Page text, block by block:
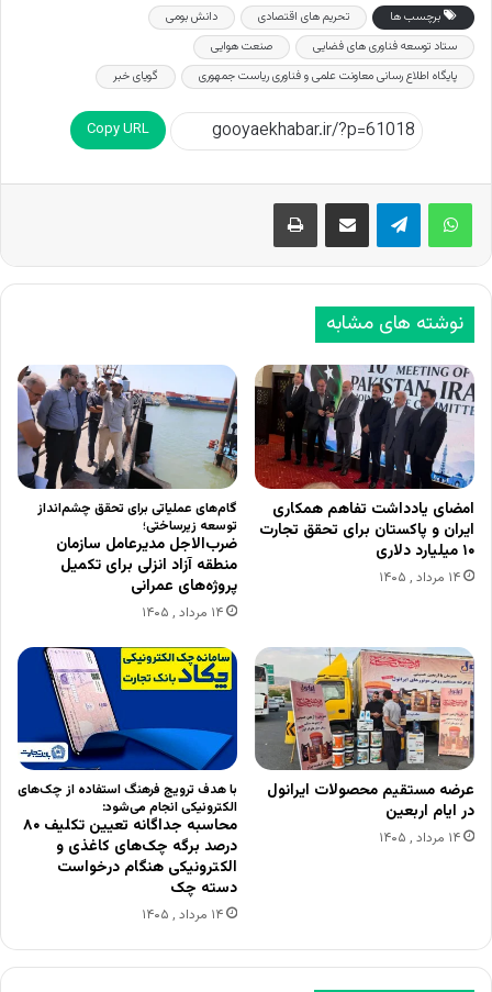
برچسب ها تحریم های اقتصادی
دانش بومی
ستاد توسعه فناوری های فضایی
صنعت هوایی
پایگاه اطلاع رسانی معاونت علمی و فناوری ریاست جمهوری
گویای خبر
Copy URL
اشتراک گذاری از طریق ایمیل چاپ
نوشته های مشابه
امضای یادداشت تفاهم همکاری
ایران و پاکستان برای تحقق تجارت
۱۰ میلیارد دلاری
۱۴ مرداد , ۱۴۰۵
گام‌های عملیاتی برای تحقق چشم‌انداز
توسعه زیرساختی؛
ضرب‌الاجل مدیرعامل سازمان
منطقه آزاد انزلی برای تکمیل
پروژه‌های عمرانی
۱۴ مرداد , ۱۴۰۵
عرضه مستقیم محصولات ایرانول
در ایام اربعین
۱۴ مرداد , ۱۴۰۵
با هدف ترویج فرهنگ استفاده از چک‌های
الکترونیکی انجام می‌شود:
محاسبه جداگانه تعیین تکلیف ۸۰
درصد برگه چک‌های کاغذی و
الکترونیکی هنگام درخواست
دسته چک
۱۴ مرداد , ۱۴۰۵